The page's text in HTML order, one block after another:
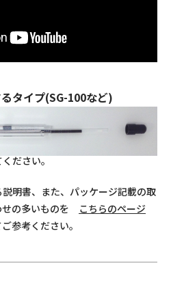
タイプ(SG-100など)
ださい。
明書、また、パッケージ記載の取
せの多いものを こちらのページ
参考ください。